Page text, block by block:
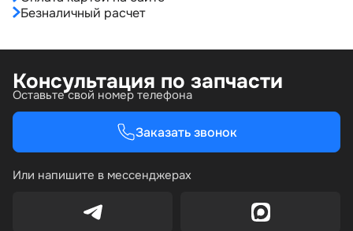
Безналичный расчет
Консультация по запчасти
Оставьте свой номер телефона
Заказать звонок
Или напишите в мессенджерах